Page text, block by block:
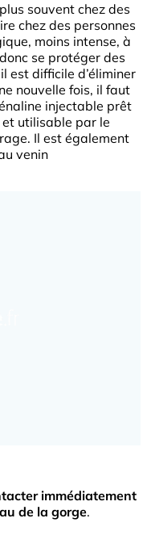
souvent chez des
chez des personnes
moins intense, à
se protéger des
est difficile d’éliminer
nouvelle fois, il faut
injectable prêt
utilisable par le
Il est également
venin
immédiatement
de la gorge.